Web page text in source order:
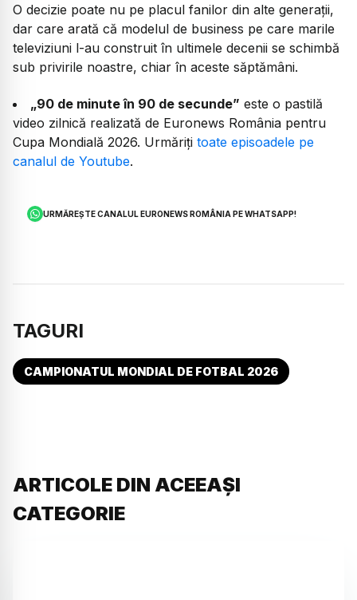
O decizie poate nu pe placul fanilor din alte generații,
dar care arată că modelul de business pe care marile
televiziuni l-au construit în ultimele decenii se schimbă
sub privirile noastre, chiar în aceste săptămâni.
„90 de minute în 90 de secunde” este o pastilă
video zilnică realizată de Euronews România pentru
Cupa Mondială 2026. Urmăriți toate episoadele pe
canalul de Youtube.
URMĂREȘTE CANALUL EURONEWS ROMÂNIA PE WHATSAPP!
TAGURI
CAMPIONATUL MONDIAL DE FOTBAL 2026
ARTICOLE DIN ACEEAȘI
CATEGORIE